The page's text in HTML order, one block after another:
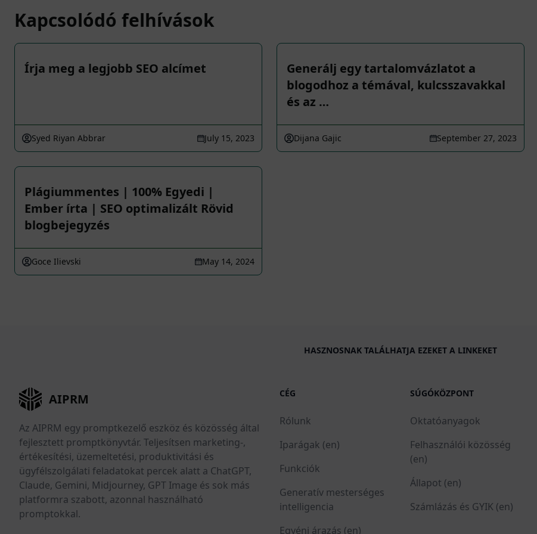
Kapcsolódó felhívások
Írja meg a legjobb SEO alcímet
Syed Riyan Abbrar July 15, 2023
Generálj egy tartalomvázlatot a
blogodhoz a témával, kulcsszavakkal
és az …
Dijana Gajic September 27, 2023
Plágiummentes | 100% Egyedi |
Ember írta | SEO optimalizált Rövid
blogbejegyzés
Goce Ilievski May 14, 2024
HASZNOSNAK TALÁLHATJA EZEKET A LINKEKET
AIPRM
Az AIPRM egy promptkezelő eszköz és közösség által
fejlesztett promptkönyvtár. Teljesítsen marketing-,
értékesítési, üzemeltetési, produktivitási és
ügyfélszolgálati feladatokat percek alatt a ChatGPT,
Claude, Gemini, Midjourney, GPT Image és sok más
platformra szabott, azonnal használható
promptokkal.
CÉG
Rólunk
Iparágak (en)
Funkciók
Generatív mesterséges
intelligencia
Egyéni árazás (en)
SÚGÓKÖZPONT
Oktatóanyagok
Felhasználói közösség
(en)
Állapot (en)
Számlázás és GYIK (en)